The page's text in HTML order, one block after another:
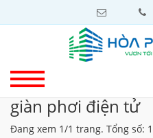
giàn phơi điện tử
Đang xem 1/1 trang. Tổng số: